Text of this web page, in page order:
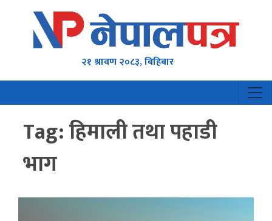
२१ श्रावण २०८३, बिहिबार
Tag:हिमाली तथा पहाडी
भाग